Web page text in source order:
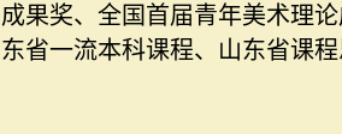
果奖、全国首届青年美术理
省一流本科课程、山东省课